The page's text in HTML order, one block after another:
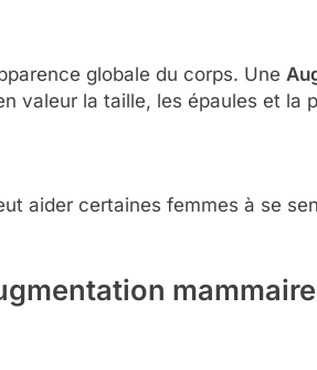
globale du corps. Une
valeur la taille, les épaules et la
aider certaines femmes à se
mammaire